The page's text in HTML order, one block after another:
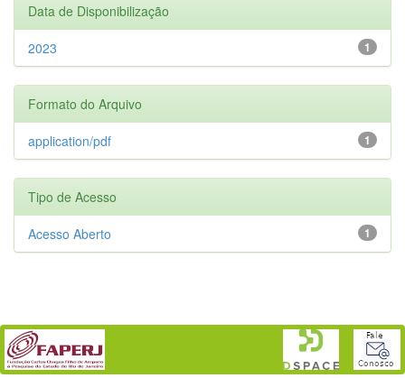
Data de Disponibilização
1
2023
Formato do Arquivo
1
application/pdf
Tipo de Acesso
1
Acesso Aberto